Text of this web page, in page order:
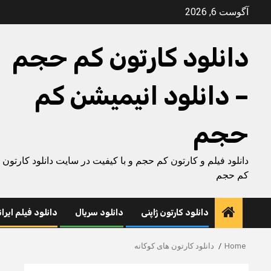
آگوست 6, 2026
دانلود کارتون کم حجم
– دانلود انیمیشن کم
حجم
دانلود فیلم و کارتون کم حجم و با کیفیت در سایت دانلود کارتون
کم حجم
دانلود کارتون ژاپنی دانلود سریال دانلود فیلم
Home دانلود کارتون های کوکانه